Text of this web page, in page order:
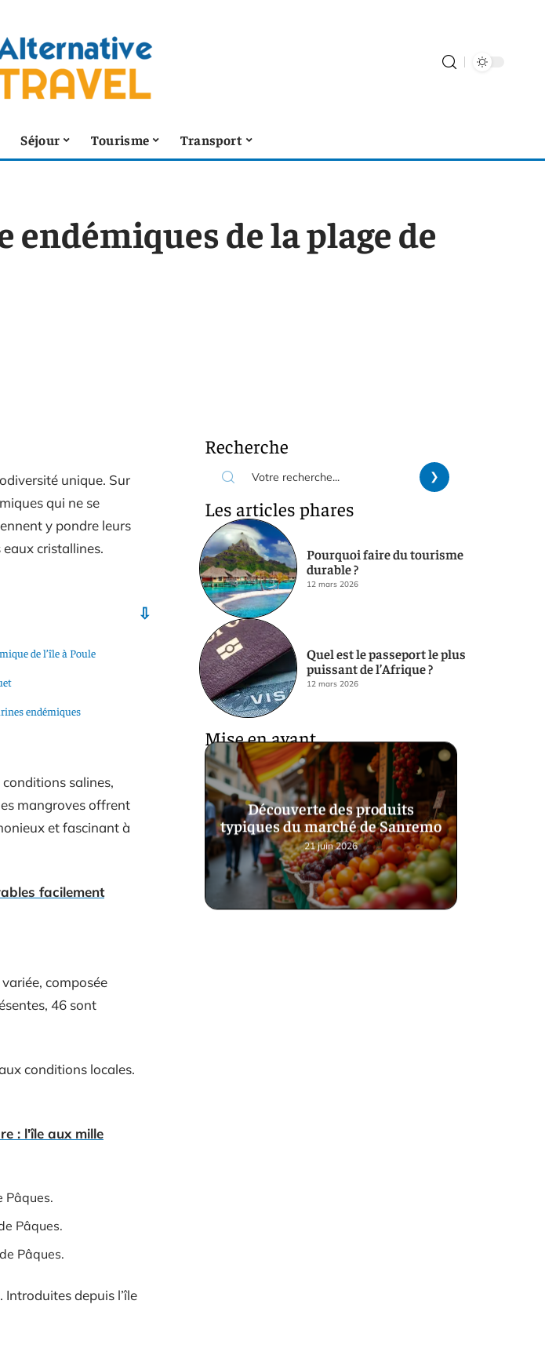
Séjour Tourisme Transport
endémiques de la plage de
unique. Sur
qui ne se
y pondre leurs
cristallines.
de l’île à Poule
endémiques
salines,
mangroves offrent
et fascinant à
facilement
composée
46 sont
conditions locales.
: l'île aux mille
Pâques.
Pâques.
Pâques.
depuis l’île
Recherche
Les articles phares
Pourquoi faire du tourisme
durable ?
12 mars 2026
Quel est le passeport le plus
puissant de l’Afrique ?
12 mars 2026
Mise en avant
Découverte des produits
typiques du marché de Sanremo
21 juin 2026